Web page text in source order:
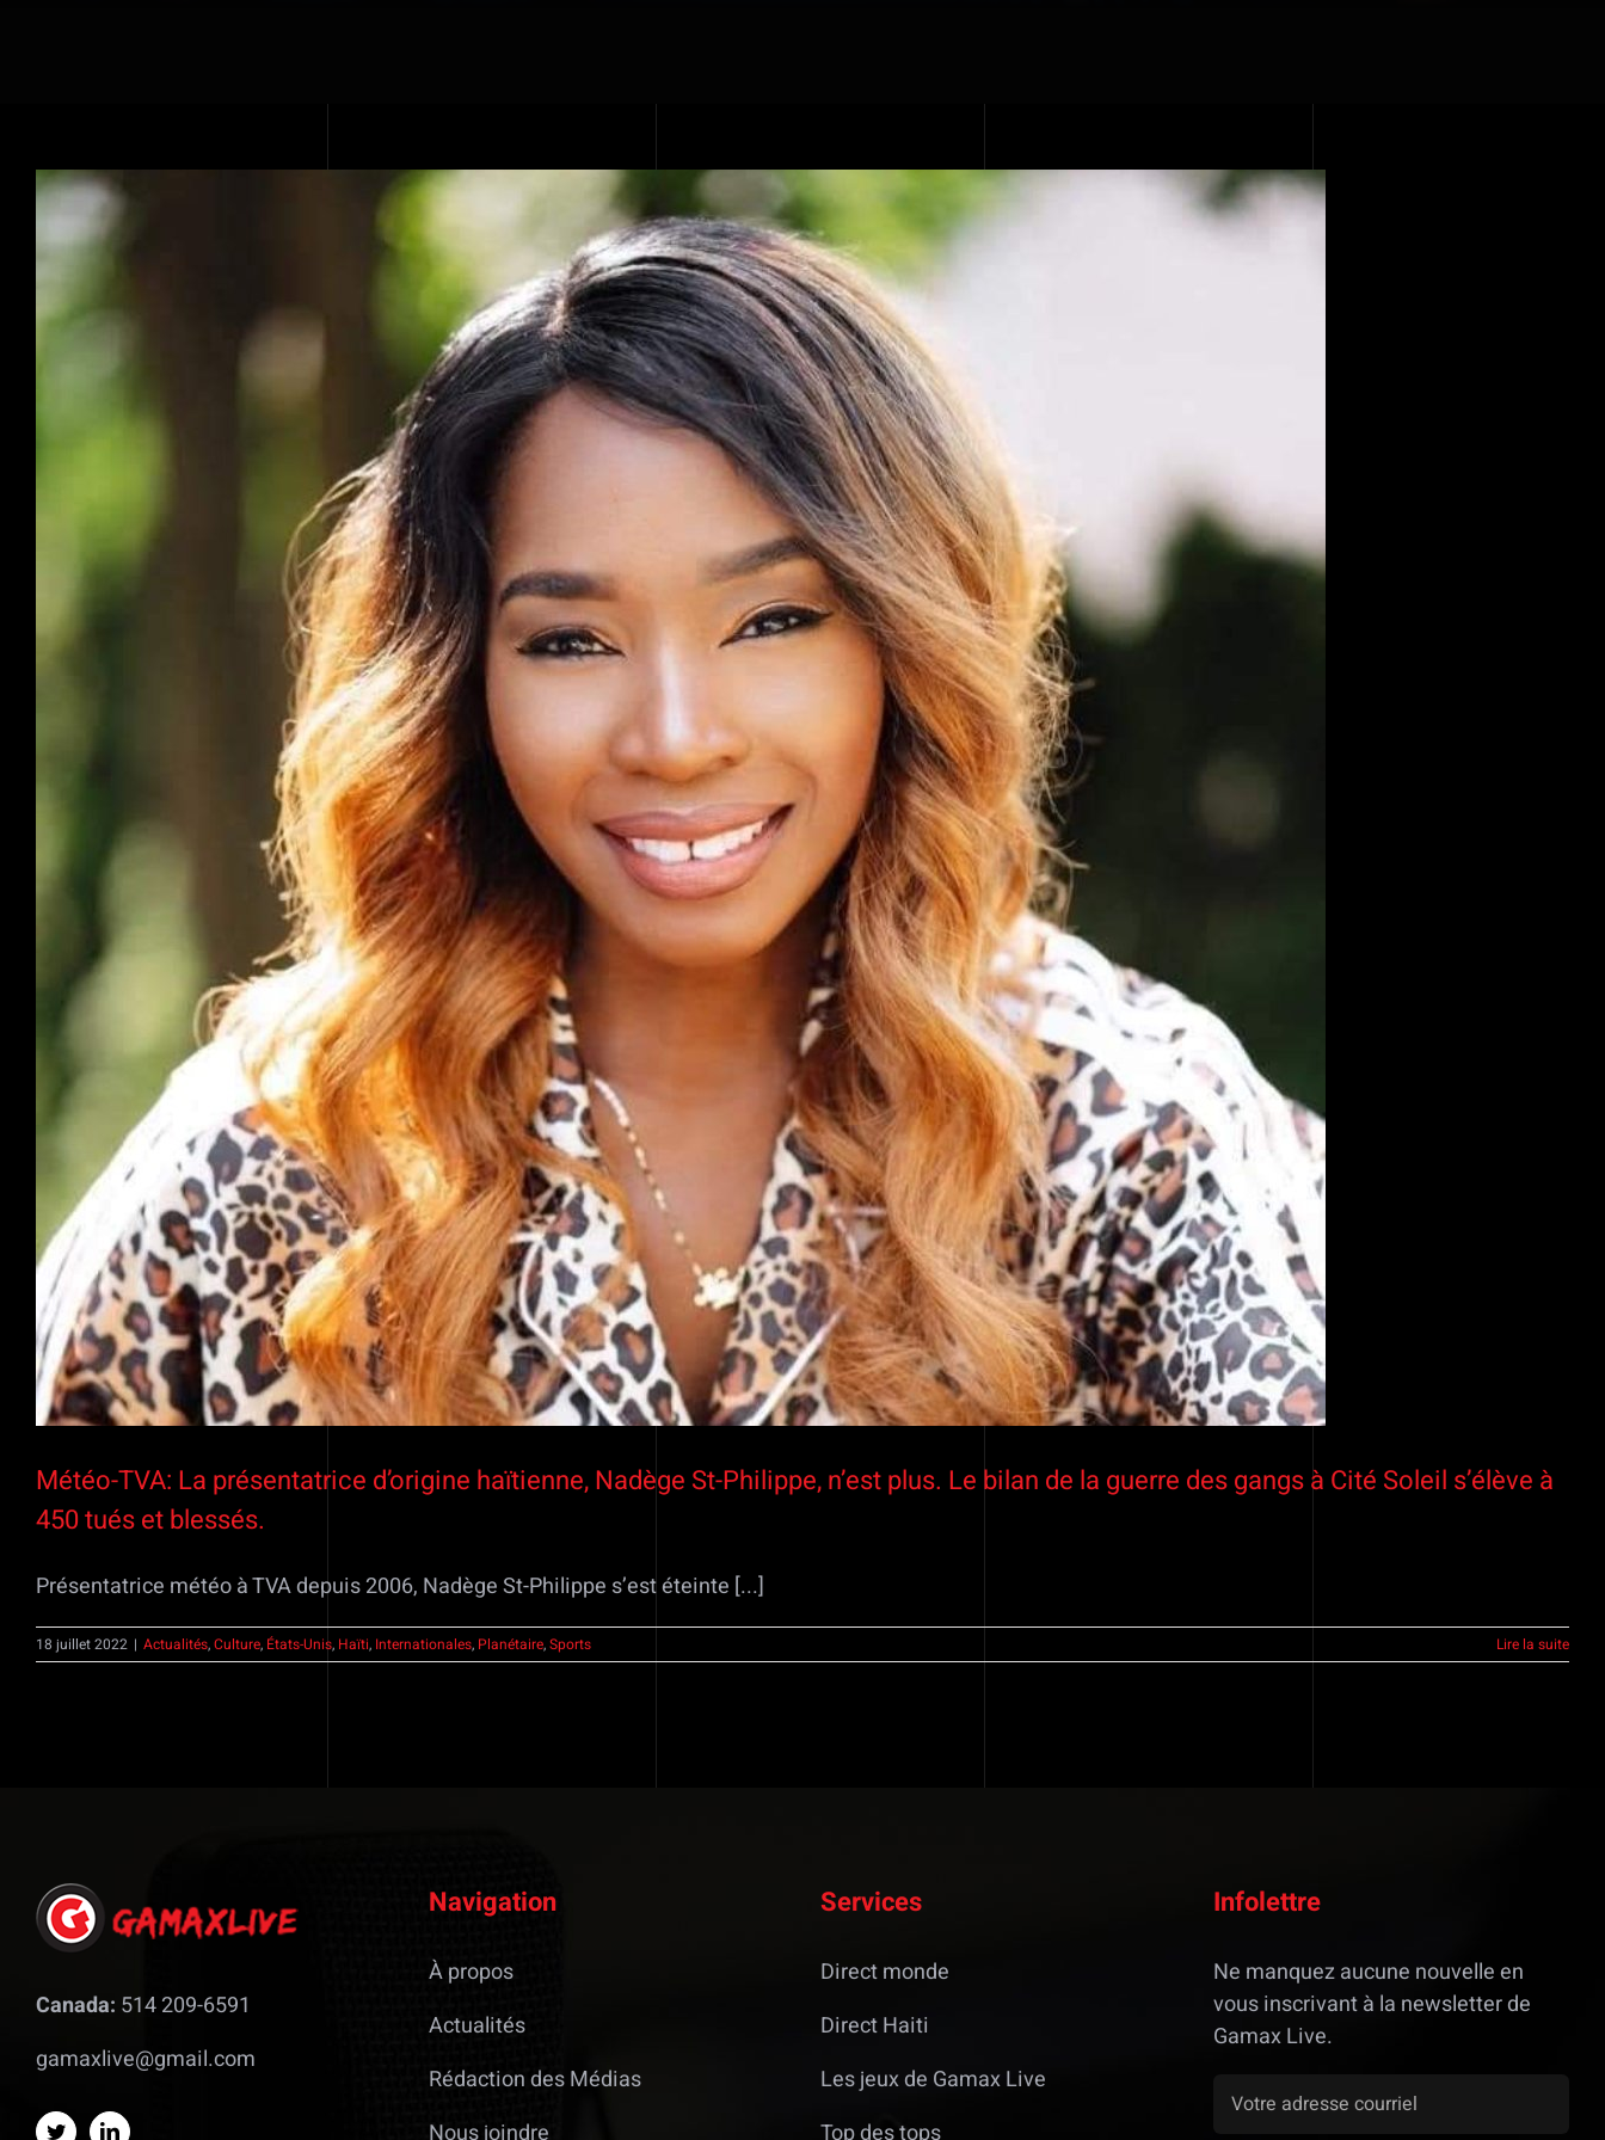
Météo-TVA: La présentatrice d’origine haïtienne, Nadège St-Philippe, n’est plus. Le bilan de la guerre des gangs à Cité Soleil s’élève à
450 tués et blessés.
Présentatrice météo à TVA depuis 2006, Nadège St-Philippe s’est éteinte [...]
18 juillet 2022 | Actualités,Culture, États-Unis, Haïti, Internationales, Planétaire,Sports Lire la suite
Canada: 514 209-6591
gamaxlive@gmail.com
Navigation
À propos
Actualités
Rédaction des Médias
Nous joindre
Services
Direct monde
Direct Haiti
Les jeux de Gamax Live
Top des tops
Infolettre
Ne manquez aucune nouvelle en
vous inscrivant à la newsletter de
Gamax Live.